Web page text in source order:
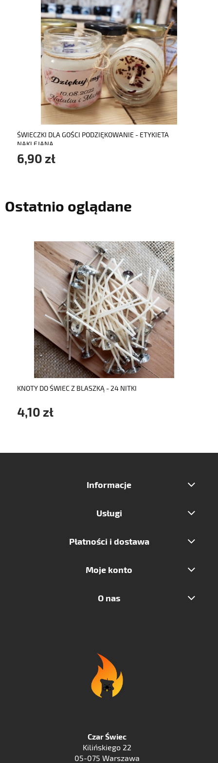
ŚWIECZKI DLA GOŚCI PODZIĘKOWANIE - ETYKIETA
NAKLEJANA
6,90 zł
do koszyka
Ostatnio oglądane
KNOTY DO ŚWIEC Z BLASZKĄ - 24 NITKI
4,10 zł
do koszyka
Informacje
Usługi
Płatności i dostawa
Moje konto
O nas
Czar Świec
Kilińskiego 22
05-075 Warszawa